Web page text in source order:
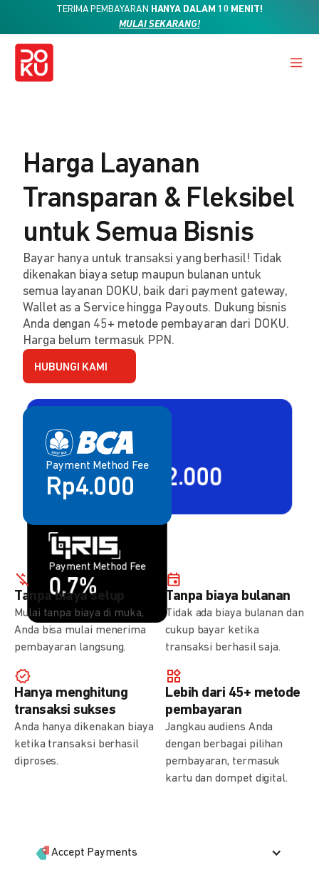
TERIMA PEMBAYARAN HANYA DALAM 10 MENIT!
MULAI SEKARANG!
Harga Layanan
Transparan & Fleksibel
untuk Semua Bisnis
Bayar hanya untuk transaksi yang berhasil! Tidak
dikenakan biaya setup maupun bulanan untuk
semua layanan DOKU, baik dari payment gateway,
Wallet as a Service hingga Payouts. Dukung bisnis
Anda dengan 45+ metode pembayaran dari DOKU.
Harga belum termasuk PPN.
HUBUNGI KAMI
Payment Method Fee
Rp4.000
Payment Method Fee
2,80% + Rp2.000
Payment Method Fee
0,7%
Payment Method Fee
1,5%
Tanpa biaya setup
Mulai tanpa biaya di muka,
Anda bisa mulai menerima
pembayaran langsung.
Tanpa biaya bulanan
Tidak ada biaya bulanan dan
cukup bayar ketika
transaksi berhasil saja.
Hanya menghitung
transaksi sukses
Anda hanya dikenakan biaya
ketika transaksi berhasil
diproses.
Lebih dari 45+ metode
pembayaran
Jangkau audiens Anda
dengan berbagai pilihan
pembayaran, termasuk
kartu dan dompet digital.
Accept Payments